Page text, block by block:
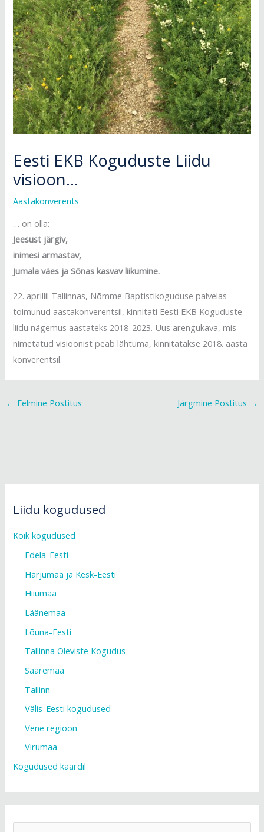
Eesti EKB Koguduste Liidu
visioon…
Aastakonverents
… on olla:
Jeesust järgiv,
inimesi armastav,
Jumala väes ja Sõnas kasvav liikumine.
22. aprillil Tallinnas, Nõmme Baptistikoguduse palvelas
toimunud aastakonverentsil, kinnitati Eesti EKB Koguduste
liidu nägemus aastateks 2018-2023. Uus arengukava, mis
nimetatud visioonist peab lähtuma, kinnitatakse 2018. aasta
konverentsil.
← Eelmine Postitus Järgmine Postitus →
Liidu kogudused
Kõik kogudused
Edela-Eesti
Harjumaa ja Kesk-Eesti
Hiiumaa
Läänemaa
Lõuna-Eesti
Tallinna Oleviste Kogudus
Saaremaa
Tallinn
Välis-Eesti kogudused
Vene regioon
Virumaa
Kogudused kaardil